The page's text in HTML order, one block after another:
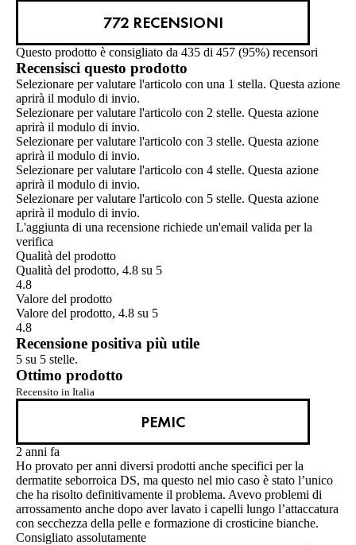
772 RECENSIONI
Questo prodotto è consigliato da 435 di 457 (95%) recensori
Recensisci questo prodotto
Selezionare per valutare l'articolo con una 1 stella. Questa azione
aprirà il modulo di invio.
Selezionare per valutare l'articolo con 2 stelle. Questa azione
aprirà il modulo di invio.
Selezionare per valutare l'articolo con 3 stelle. Questa azione
aprirà il modulo di invio.
Selezionare per valutare l'articolo con 4 stelle. Questa azione
aprirà il modulo di invio.
Selezionare per valutare l'articolo con 5 stelle. Questa azione
aprirà il modulo di invio.
L'aggiunta di una recensione richiede un'email valida per la
verifica
Qualità del prodotto
Qualità del prodotto, 4.8 su 5
4.8
Valore del prodotto
Valore del prodotto, 4.8 su 5
4.8
Recensione positiva più utile
5 su 5 stelle.
Ottimo prodotto
Recensito in Italia
PEMIC
2 anni fa
Ho provato per anni diversi prodotti anche specifici per la
dermatite seborroica DS, ma questo nel mio caso è stato l’unico
che ha risolto definitivamente il problema. Avevo problemi di
arrossamento anche dopo aver lavato i capelli lungo l’attaccatura
con secchezza della pelle e formazione di crosticine bianche.
Consigliato assolutamente